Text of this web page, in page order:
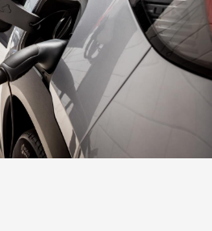
Openingstijden
Ma-vr
07:30 - 17:30
Za
Gesloten